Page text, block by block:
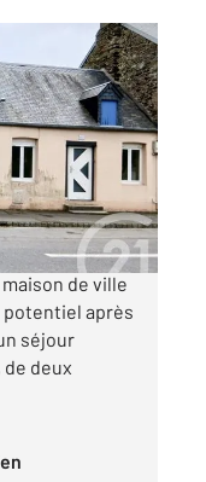
à
de ville
potentiel après
séjour
deux